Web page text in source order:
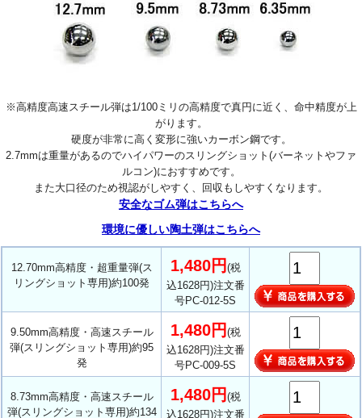
※高精度高速スチール弾は1/100ミリの高精度で真円に近く、命中精度が上
がります。
硬度が非常に高く変形に強いカーボン鋼です。
2.7mmは重量があるのでハイパワーのスリングショット(バーネットやファ
ルコン)におすすめです。
また大口径のため視認がしやすく、回収もしやすくなります。
安全なゴム弾はこちらへ
環境に優しい陶土弾はこちらへ
12.70mm高精度・超重量弾(ス
リングショット専用)約100発
1,480円 (税
込1628円)注文番
号PC-012-5S
9.50mm高精度・高速スチール
弾(スリングショット専用)約95
発
1,480円 (税
込1628円)注文番
号PC-009-5S
8.73mm高精度・高速スチール
弾(スリングショット専用)約134
1,480円 (税
込1628円)注文番